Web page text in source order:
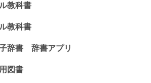
教科書
教科書
辞書 辞書アプリ
図書